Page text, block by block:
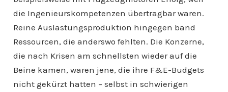
die Ingenieurskompetenzen übertragbar waren.
Reine Auslastungsproduktion hingegen band
Ressourcen, die anderswo fehlten. Die Konzerne,
die nach Krisen am schnellsten wieder auf die
Beine kamen, waren jene, die ihre F&E-Budgets
nicht gekürzt hatten – selbst in schwierigen